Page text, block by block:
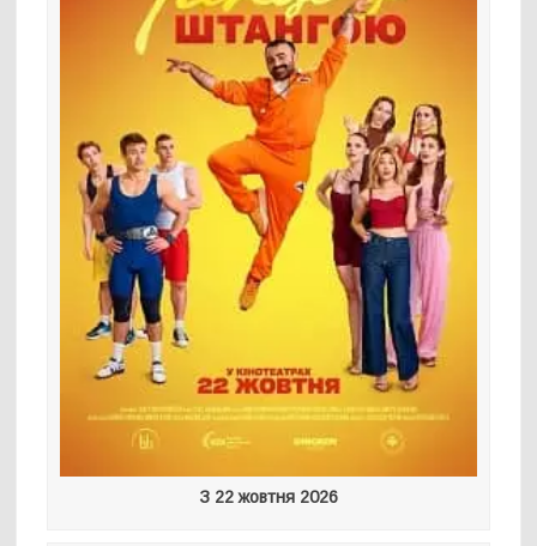
З 22 жовтня 2026